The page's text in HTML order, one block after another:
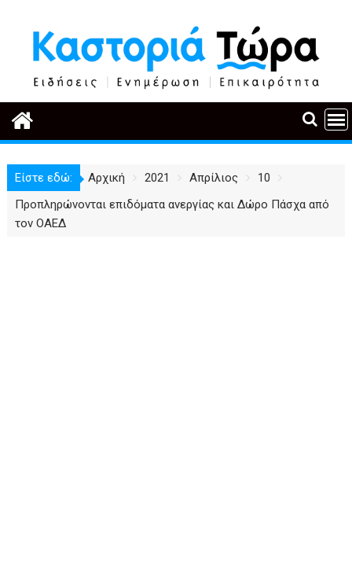
περιεχόμενο
Είστε εδώ: Αρχική 2021 Απρίλιος
10
Προπληρώνονται επιδόματα ανεργίας και Δώρο Πάσχα από
τον ΟΑΕΔ